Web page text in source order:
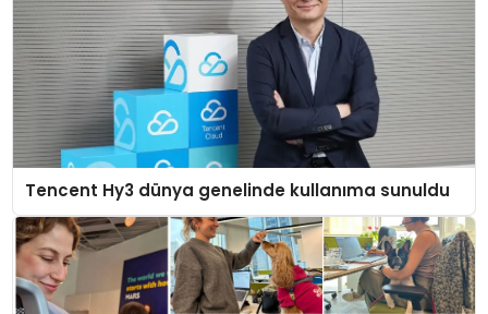
Tencent Hy3 dünya genelinde kullanıma sunuldu